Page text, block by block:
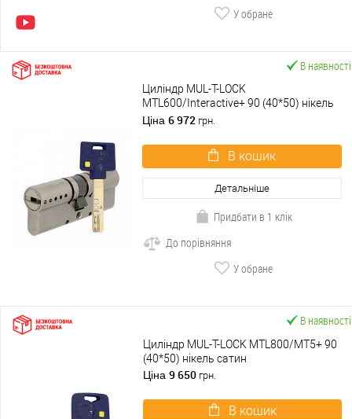
У обране
В наявності
Циліндр MUL-T-LOCK
MTL600/Interactive+ 90 (40*50) нікель
сатин
Ціна 6 972 грн.
В кошик
Детальніше
Придбати в 1 клік
До порівняння
У обране
В наявності
Циліндр MUL-T-LOCK MTL800/MT5+ 90
(40*50) нікель сатин
Ціна 9 650 грн.
В кошик